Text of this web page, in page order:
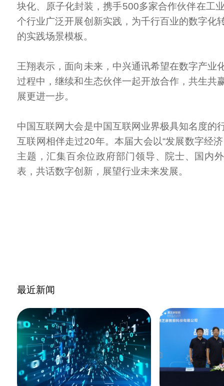
块化、原子化封装，携手500多家合作伙伴在工
个行业广泛开展创新实践，为千行百业的数字化
的实践场景模板。
王翔表示，面向未来，中兴通讯希望在数字产业
过程中，继续和生态伙伴一起开放合作，共生共
展更进一步。
中国互联网大会是中国互联网业界极具知名度的
互联网相伴走过20年。本届大会以“发展数字经
主题，汇集百余位政府部门领导、院士、国内
表，共话数字创新，展望行业未来发展。
最近新闻